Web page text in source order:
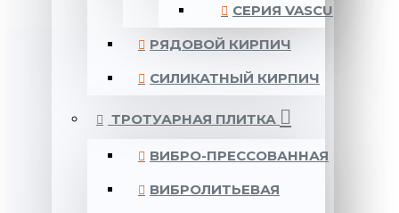
CЕРИЯ VASCU
РЯДОВОЙ КИРПИЧ
СИЛИКАТНЫЙ КИРПИЧ
ТРОТУАРНАЯ ПЛИТКА
ВИБРО-ПРЕССОВАННАЯ
ВИБРОЛИТЬЕВАЯ